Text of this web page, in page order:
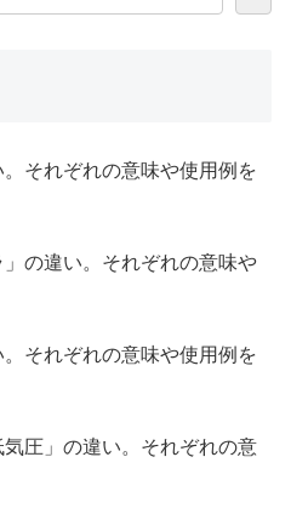
。それぞれの意味や使用例を
」の違い。それぞれの意味や
。それぞれの意味や使用例を
気圧」の違い。それぞれの意